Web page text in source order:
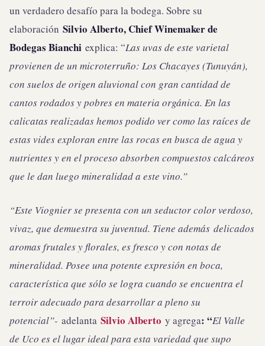
un verdadero desafío para la bodega. Sobre su
elaboración Silvio Alberto, Chief Winemaker de
Bodegas Bianchi explica: “Las uvas de este varietal
provienen de un microterruño: Los Chacayes (Tunuyán),
con suelos de origen aluvional con gran cantidad de
cantos rodados y pobres en materia orgánica. En las
calicatas realizadas hemos podido ver como las raíces de
estas vides exploran entre las rocas en busca de agua y
nutrientes y en el proceso absorben compuestos calcáreos
que le dan luego mineralidad a este vino.”
“Este Viognier se presenta con un seductor color verdoso,
vivaz, que demuestra su juventud. Tiene además delicados
aromas frutales y florales, es fresco y con notas de
mineralidad. Posee una potente expresión en boca,
característica que sólo se logra cuando se encuentra el
terroir adecuado para desarrollar a pleno su
potencial”- adelanta Silvio Alberto y agrega: “El Valle
de Uco es el lugar ideal para esta variedad que supo